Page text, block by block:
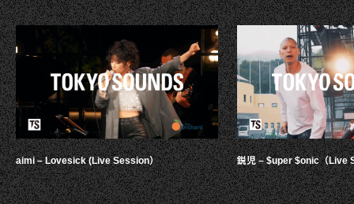
aimi – Lovesick (Live Session） 鋭児 – $uper $onic（Live